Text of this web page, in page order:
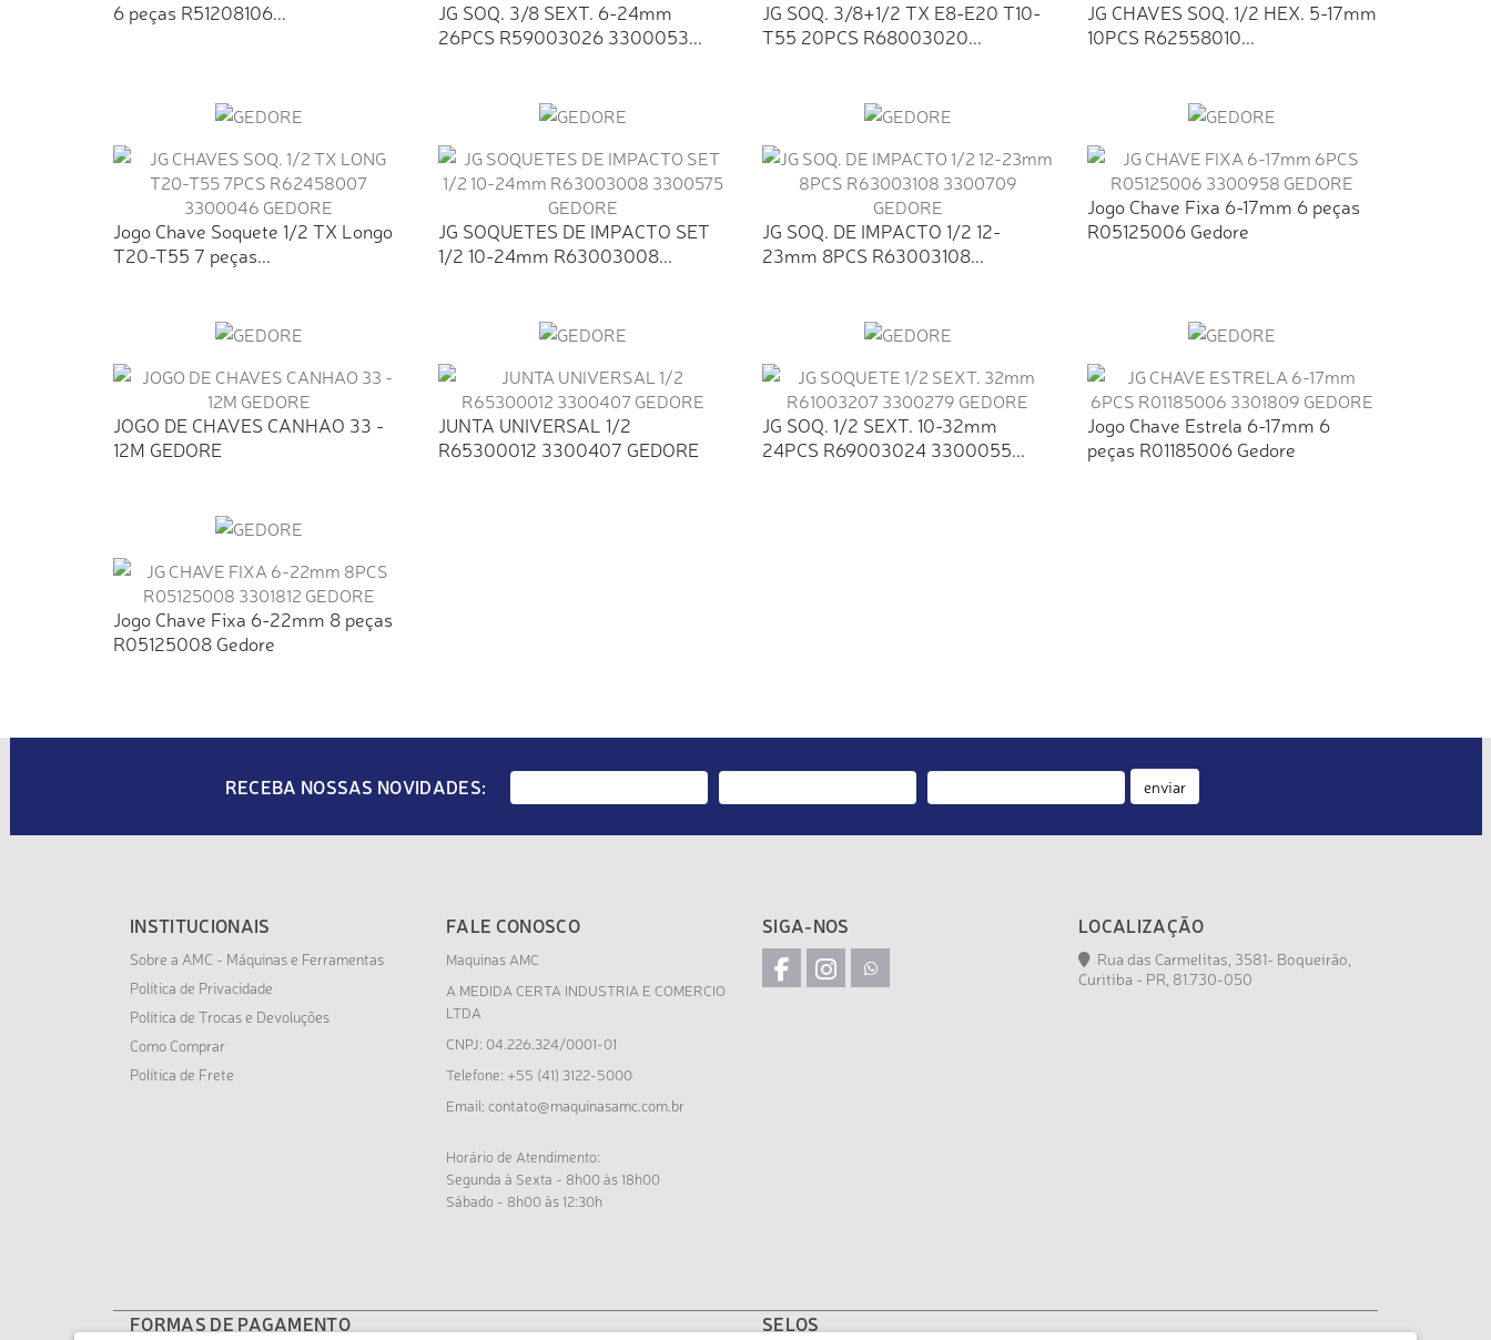
6 peças R51208106...
JG SOQ. 3/8 SEXT. 6-24mm
26PCS R59003026 3300053...
JG SOQ. 3/8+1/2 TX E8-E20 T10-
T55 20PCS R68003020...
JG CHAVES SOQ. 1/2 HEX. 5-17mm
10PCS R62558010...
Jogo Chave Soquete 1/2 TX Longo
T20-T55 7 peças...
JG SOQUETES DE IMPACTO SET
1/2 10-24mm R63003008...
JG SOQ. DE IMPACTO 1/2 12-
23mm 8PCS R63003108...
Jogo Chave Fixa 6-17mm 6 peças
R05125006 Gedore
JOGO DE CHAVES CANHAO 33 -
12M GEDORE
JUNTA UNIVERSAL 1/2
R65300012 3300407 GEDORE
JG SOQ. 1/2 SEXT. 10-32mm
24PCS R69003024 3300055...
Jogo Chave Estrela 6-17mm 6
peças R01185006 Gedore
Jogo Chave Fixa 6-22mm 8 peças
R05125008 Gedore
RECEBA NOSSAS NOVIDADES: enviar
INSTITUCIONAIS
Sobre a AMC - Máquinas e Ferramentas
Política de Privacidade
Política de Trocas e Devoluções
Como Comprar
Política de Frete
FALE CONOSCO
Maquinas AMC
A MEDIDA CERTA INDUSTRIA E COMERCIO
LTDA
CNPJ: 04.226.324/0001-01
Telefone: +55 (41) 3122-5000
Email: contato@maquinasamc.com.br
Horário de Atendimento:
Segunda à Sexta - 8h00 às 18h00
Sábado - 8h00 às 12:30h
SIGA-NOS LOCALIZAÇÃO
Rua das Carmelitas, 3581- Boqueirão,
Curitiba - PR, 81.730-050
FORMAS DE PAGAMENTO SELOS